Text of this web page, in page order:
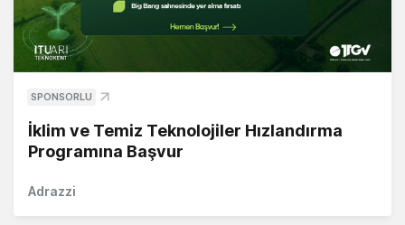
SPONSORLU
İklim ve Temiz Teknolojiler Hızlandırma
Programına Başvur
Adrazzi